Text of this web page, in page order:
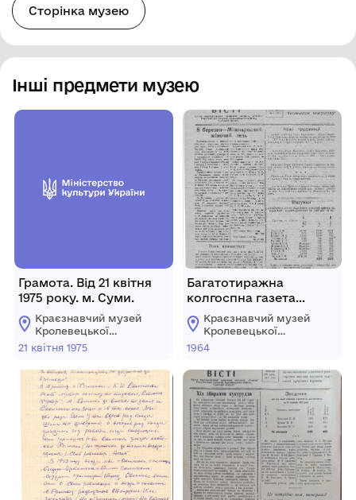
Сторінка музею
Інші предмети музею
Грамота. Від 21 квітня
1975 року. м. Суми.
Краєзнавчий музей
Кролевецької
міської ради
21 квітня 1975
Багатотиражна
колгоспна газета
«Колгоспні вісті» №4
(102) від 29 лютого 1964
року.
Краєзнавчий музей
Кролевецької
міської ради
1964